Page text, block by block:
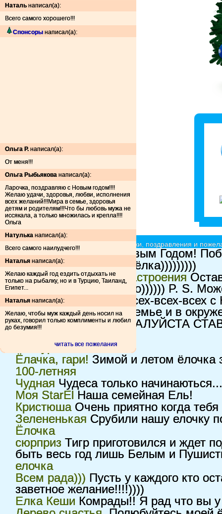
Наталь написал(а):
Всего самого хорошего!!!
Спонсоры написал(а):
Ольга Р. написал(а):
От меня!!!
Ольга Рыбьякова написал(а):
Ларочка, поздравляю с Новым годом!!!!
Желаю удачи, здоровья, любви, исполнения
всех желаний!!!Мира в семье, здоровья
детям и родителям!!!Что бы любовь мужа не
иссякала, а только множилась и крепла!!!!
Ольга
Натулька написал(а):
Всего самого наилудчего!!!
Наталья написал(а):
Желаю каждый год ездить отдыхать не
только на рыбалку, но и в Турцию, Таиланд,
Египет...
Наталья написал(а):
Желаю, чтобы муж каждый день носил на
руках, говорил только комплименты и любил
до безумия!!!
читать все пожелания
Ёлочки красавицы - принимают подарки, поздравления и
Мой Ёлка:)Всех с Новым Годом!
красявкапрелестная ёлка)))))))))
Ёлка для поднятия настроения
будет ооочень приятно)))))) P. S.
Perfectпоздравляю всех-всех-всех
взаимопонимания в семье и в
САМАЯ САМАЯПОЖАЛУЙСТА
Снегурочка
Ёлачка, гари! Зимой и летом ёлочка
100-летняя
Чудная Чудеса только
Моя StarEl Наша семейная Ель!
КристюшаОчень приятно когда
Зелененькая Срубили нашу елочку
Ёлочка
сюрприз Тигр приготовился и ждет
быть весь год лишь Белым и
елочка
Всем рада))) Пусть у каждого кто
заветное желание!!!!))))
Елка Кеши Комрады!! Я рад что вы